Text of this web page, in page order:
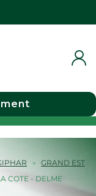
GRAND EST
COTE - DELME